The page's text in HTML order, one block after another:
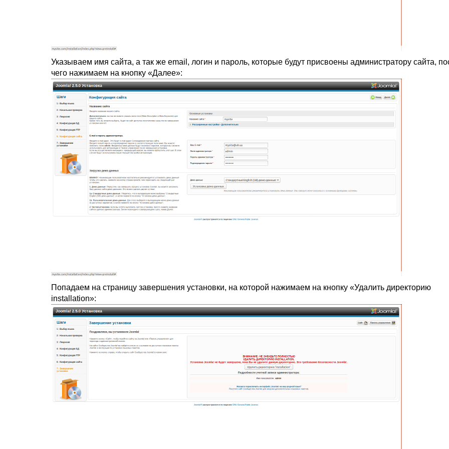
Указываем имя сайта, а так же email, логин и пароль, которые будут присвоены администратору сайта,
чего нажимаем на кнопку «Далее»:
Попадаем на страницу завершения установки, на которой нажимаем на кнопку «Удалить директорию
installation»: